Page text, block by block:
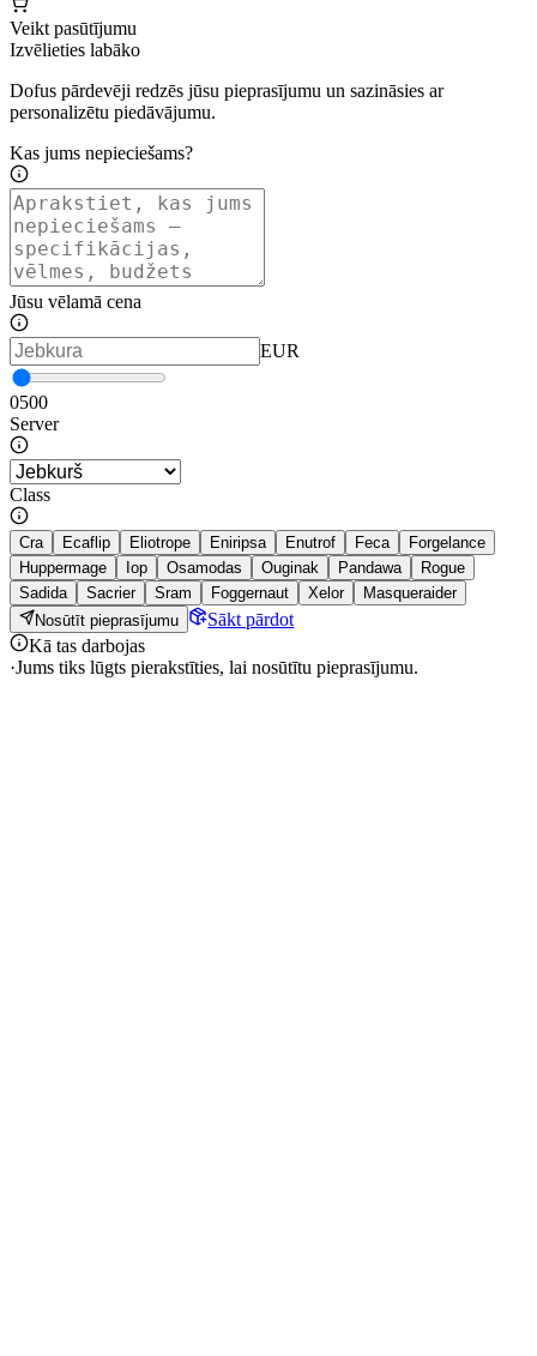
Veikt pasūtījumu
Izvēlieties labāko
Dofus pārdevēji redzēs jūsu pieprasījumu un sazināsies ar
personalizētu piedāvājumu.
Kas jums nepieciešams?
Jūsu vēlamā cena
EUR
0500
Server
Class
Cra Ecaflip Eliotrope Eniripsa Enutrof Feca
Forgelance
Huppermage
Iop Osamodas Ouginak Pandawa
Rogue
Sadida
Sacrier Sram Foggernaut Xelor
Masqueraider
Nosūtīt pieprasījumu
Sākt pārdot
Kā tas darbojas
·Jums tiks lūgts pierakstīties, lai nosūtītu pieprasījumu.